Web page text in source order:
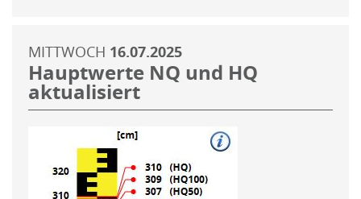
MITTWOCH 16.07.2025
Hauptwerte NQ und HQ
aktualisiert